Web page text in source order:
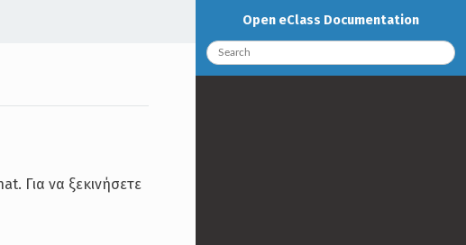
Για να ξεκινήσετε
Open eClass Documentation